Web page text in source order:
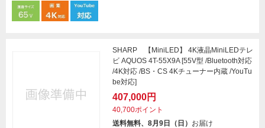
SHARP 【MiniLED】 4K液晶MiniLEDテレ
ビ AQUOS 4T-55X9A [55V型 /Bluetooth対応
/4K対応 /BS・CS 4Kチューナー内蔵 /YouTu
be対応]
407,000円
40,700ポイント
送料無料、8月9日（日） お届け